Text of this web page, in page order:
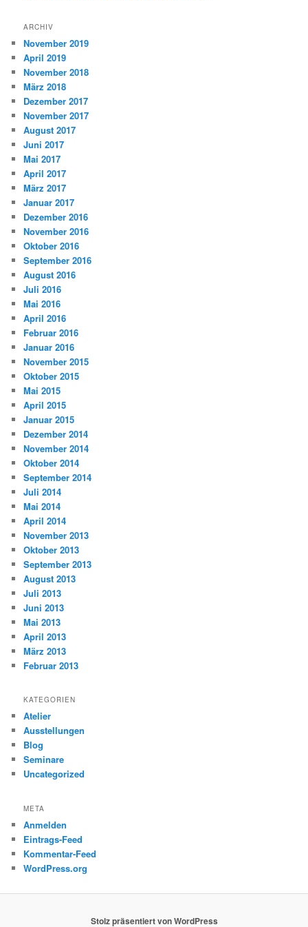
ARCHIV
November 2019
April 2019
November 2018
März 2018
Dezember 2017
November 2017
August 2017
Juni 2017
Mai 2017
April 2017
März 2017
Januar 2017
Dezember 2016
November 2016
Oktober 2016
September 2016
August 2016
Juli 2016
Mai 2016
April 2016
Februar 2016
Januar 2016
November 2015
Oktober 2015
Mai 2015
April 2015
Januar 2015
Dezember 2014
November 2014
Oktober 2014
September 2014
Juli 2014
Mai 2014
April 2014
November 2013
Oktober 2013
September 2013
August 2013
Juli 2013
Juni 2013
Mai 2013
April 2013
März 2013
Februar 2013
KATEGORIEN
Atelier
Ausstellungen
Blog
Seminare
Uncategorized
META
Anmelden
Eintrags-Feed
Kommentar-Feed
WordPress.org
Stolz präsentiert von WordPress